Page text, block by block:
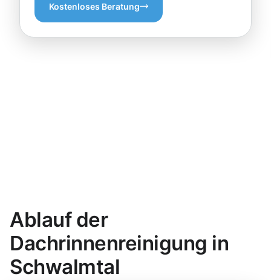
Kostenloses Beratung
Ablauf der
Dachrinnenreinigung in
Schwalmtal